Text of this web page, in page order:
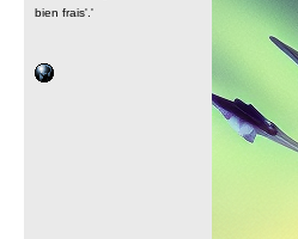
bien frais'.'